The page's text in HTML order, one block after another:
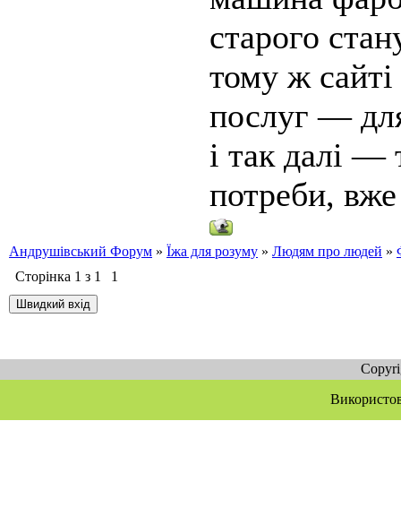
старого
тому ж
послуг —
і так далі —
потреби,
Андрушівський Форум » Їжа для розуму » Людям про людей »
Сторінка 1 з 1 1